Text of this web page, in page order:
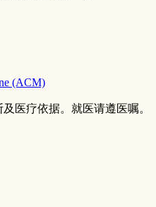
(ACM)
医疗依据。就医请遵医嘱。